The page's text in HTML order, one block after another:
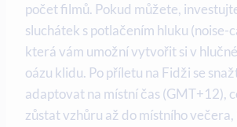
počet filmů. Pokud můžete,
sluchátek s potlačením hluku (noise-
která vám umožní vytvořit si v
oázu klidu. Po příletu na Fidži se
adaptovat na místní čas (GMT+12),
zůstat vzhůru až do místního